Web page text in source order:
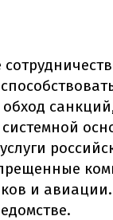
и авиации.